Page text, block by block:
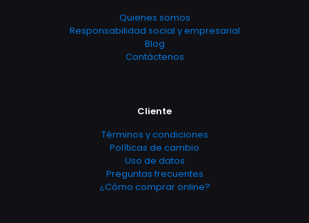
Quienes somos
Responsabilidad social y empresarial
Blog
Contáctenos
Cliente
Términos y condiciones
Políticas de cambio
Uso de datos
Preguntas frecuentes
¿Cómo comprar online?